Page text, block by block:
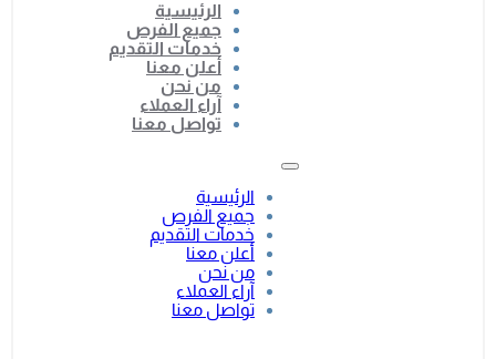
الرئيسية
جميع الفرص
خدمات التقديم
أعلن معنا
من نحن
آراء العملاء
تواصل معنا
الرئيسية
جميع الفرص
خدمات التقديم
أعلن معنا
من نحن
آراء العملاء
تواصل معنا